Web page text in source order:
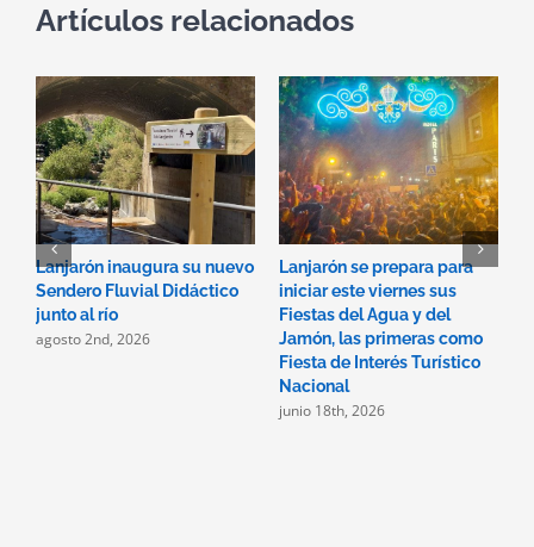
Artículos relacionados
Lanjarón inaugura su nuevo
Sendero Fluvial Didáctico
junto al río
agosto 2nd, 2026
Lanjarón se prepara para
iniciar este viernes sus
Fiestas del Agua y del
Jamón, las primeras como
Fiesta de Interés Turístico
Nacional
junio 18th, 2026